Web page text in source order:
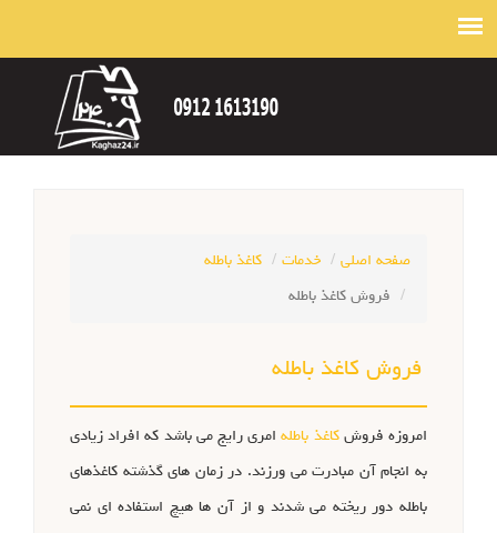
صفحه اصلی خدمات
کاغذ باطله
فروش کاغذ باطله
فروش کاغذ باطله
امروزه فروشکاغذ باطلهامری رایج می باشد که افراد زیادی
به انجام آن مبادرت می ورزند. در زمان های گذشته کاغذهای
باطله دور ریخته می شدند و از آن ها هیچ استفاده ای نمی